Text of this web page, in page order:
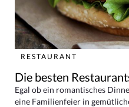
RESTAURANT
Die besten
Egal ob ein romantisches
eine Familienfeier in